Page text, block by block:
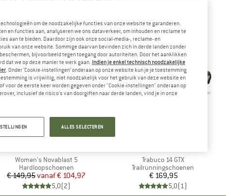
Artikel
Women's Novablast 5
Productgroep
Hardloopschoenen
Prijs
€ 149,95 Verlaagde prijs
vanaf€ 104,97
5,0(2)
Artikel
Trabuco 14 GTX
Productgroep
Trailrunningschoenen
Prijs
€ 169,95
5,0(1)
om de noodzakelijke functies van onze website te garanderen.
en functies aan, analyseren we ons dataverkeer, om inhouden en reclame te
aan te bieden. Daardoor zijn ook onze social-media-, reclame- en
van onze website. Sommige daarvan bevinden zich in derde landen zonder
bijvoorbeeld tegen toegang door autoriteiten. Door het aanklikken
dat we op deze manier te werk gaan. Indien je enkel technisch noodzakelijke
. Onder ‘Cookie-instellingen’ onderaan op onze website kun je je toestemming
is vrijwillig, niet noodzakelijk voor het gebruik van deze website en
voor de eerste keer worden gegeven onder "Cookie-instellingen" onderaan op
inclusief de risico's van doorgiften naar derde landen, vind je in onze
ALLES SELECTEREN